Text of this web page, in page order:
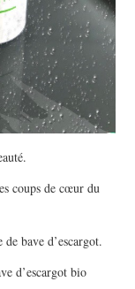
coups de cœur du
bave d’escargot.
d’escargot bio